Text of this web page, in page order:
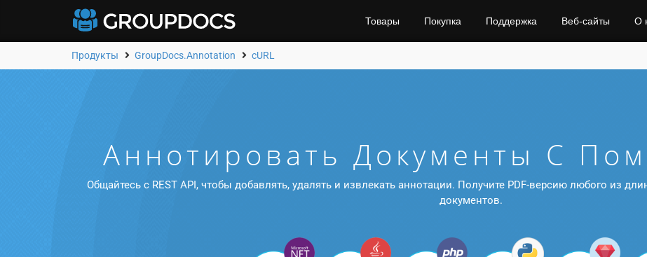
Товары Покупка Поддержка Веб-сайты О
Продукты GroupDocs.Annotation cURL
Аннотировать Документы С
Общайтесь с REST API, чтобы добавлять, удалять и извлекать аннотации. Получите PDF-версию любого из
документов.